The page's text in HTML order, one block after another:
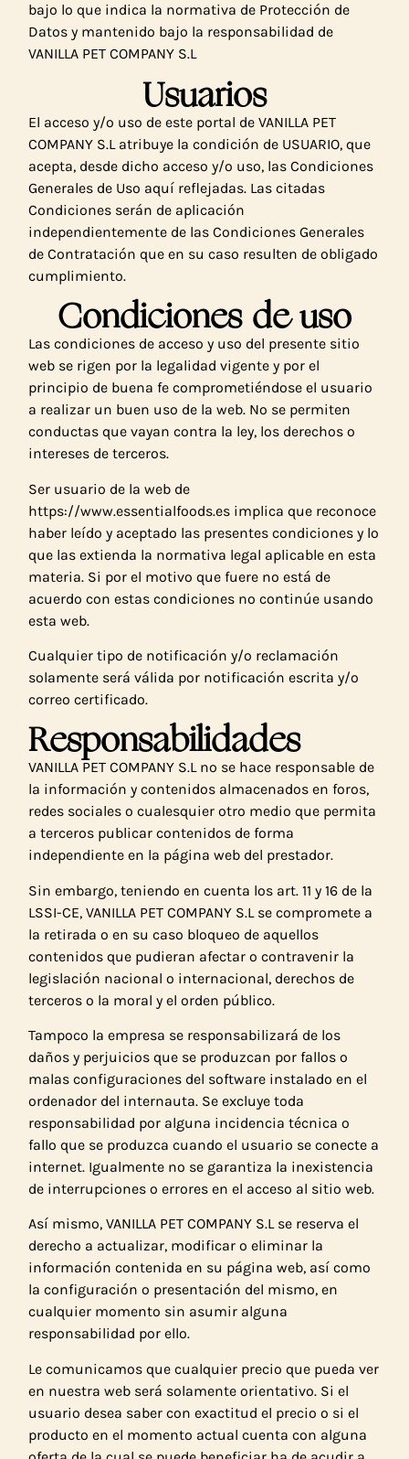
bajo lo que indica la normativa de Protección de
Datos y mantenido bajo la responsabilidad de
VANILLA PET COMPANY S.L
Usuarios
El acceso y/o uso de este portal de VANILLA PET
COMPANY S.L atribuye la condición de USUARIO, que
acepta, desde dicho acceso y/o uso, las Condiciones
Generales de Uso aquí reflejadas. Las citadas
Condiciones serán de aplicación
independientemente de las Condiciones Generales
de Contratación que en su caso resulten de obligado
cumplimiento.
Condiciones de uso
Las condiciones de acceso y uso del presente sitio
web se rigen por la legalidad vigente y por el
principio de buena fe comprometiéndose el usuario
a realizar un buen uso de la web. No se permiten
conductas que vayan contra la ley, los derechos o
intereses de terceros.
Ser usuario de la web de
https://www.essentialfoods.es implica que reconoce
haber leído y aceptado las presentes condiciones y lo
que las extienda la normativa legal aplicable en esta
materia. Si por el motivo que fuere no está de
acuerdo con estas condiciones no continúe usando
esta web.
Cualquier tipo de notificación y/o reclamación
solamente será válida por notificación escrita y/o
correo certificado.
Responsabilidades
VANILLA PET COMPANY S.L no se hace responsable de
la información y contenidos almacenados en foros,
redes sociales o cualesquier otro medio que permita
a terceros publicar contenidos de forma
independiente en la página web del prestador.
Sin embargo, teniendo en cuenta los art. 11 y 16 de la
LSSI-CE, VANILLA PET COMPANY S.L se compromete a
la retirada o en su caso bloqueo de aquellos
contenidos que pudieran afectar o contravenir la
legislación nacional o internacional, derechos de
terceros o la moral y el orden público.
Tampoco la empresa se responsabilizará de los
daños y perjuicios que se produzcan por fallos o
malas configuraciones del software instalado en el
ordenador del internauta. Se excluye toda
responsabilidad por alguna incidencia técnica o
fallo que se produzca cuando el usuario se conecte a
internet. Igualmente no se garantiza la inexistencia
de interrupciones o errores en el acceso al sitio web.
Así mismo, VANILLA PET COMPANY S.L se reserva el
derecho a actualizar, modificar o eliminar la
información contenida en su página web, así como
la configuración o presentación del mismo, en
cualquier momento sin asumir alguna
responsabilidad por ello.
Le comunicamos que cualquier precio que pueda ver
en nuestra web será solamente orientativo. Si el
usuario desea saber con exactitud el precio o si el
producto en el momento actual cuenta con alguna